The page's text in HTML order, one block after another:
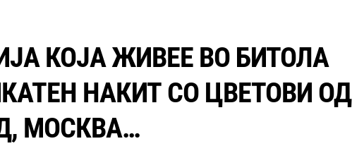
КОЈА ЖИВЕЕ ВО БИТОЛА
НАКИТ СО ЦВЕТОВИ ОД
МОСКВА…